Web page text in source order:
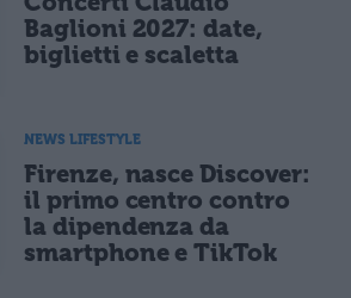
Baglioni 2027: date,
biglietti e scaletta
NEWS LIFESTYLE
Firenze, nasce Discover:
il primo centro contro
la dipendenza da
smartphone e TikTok